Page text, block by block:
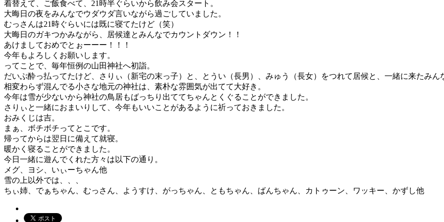
着替えて、ご飯食べて、21時半ぐらいから飲み会スタート。
大晦日の夜をみんなでウダウダ言いながら過ごしていました。
むっさんは21時ぐらいには既に寝てたけど（笑）
大晦日のガキつかみながら、居候達とみんなでカウントダウン！！
あけましておめでとぉーーー！！！
今年もよろしくお願いします。
ってことで、毎年恒例の山田神社へ初詣。
だいぶ酔っ払ってたけど、さりぃ（新宅の末っ子）と、とうい（長男）、みゅう（長女）をつれて居候と、一緒に来たみん
相変わらず混んでる小さな地元の神社は、素朴な雰囲気が出てて大好き。
今年は雪が少ないから神社の鳥居もばっちり出ててちゃんとくぐることができました。
さりぃと一緒におまいりして、今年もいいことがあるように祈っておきました。
おみくじは吉。
まぁ、ボチボチってとこです。
帰ってからは翌日に備えて就寝。
暖かく寝ることができました。
今日一緒に遊んでくれた方々は以下の通り。
メグ、ヨシ、いぃーちゃん他
雪の上以外では、、、
ちぃ姉、でぁちゃん、むっさん、ようすけ、がっちゃん、ともちゃん、ばんちゃん、カトゥーン、ワッキー、かずし他